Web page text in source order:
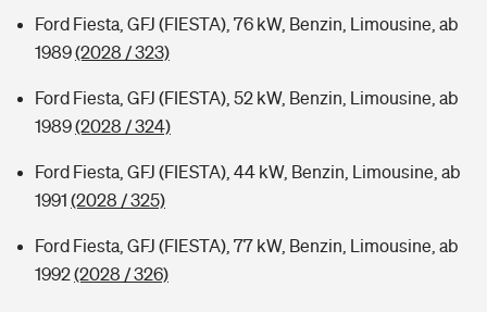
Ford Fiesta, GFJ (FIESTA), 76 kW, Benzin, Limousine, ab
1989(2028 / 323)
Ford Fiesta, GFJ (FIESTA), 52 kW, Benzin, Limousine, ab
1989(2028 / 324)
Ford Fiesta, GFJ (FIESTA), 44 kW, Benzin, Limousine, ab
1991 (2028 / 325)
Ford Fiesta, GFJ (FIESTA), 77 kW, Benzin, Limousine, ab
1992(2028 / 326)